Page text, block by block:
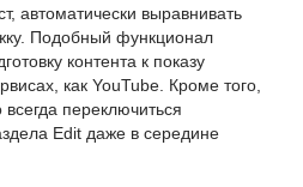
автоматически выравнивать
Подобный функционал
контента к показу
как YouTube. Кроме того,
переключиться
Edit даже в середине